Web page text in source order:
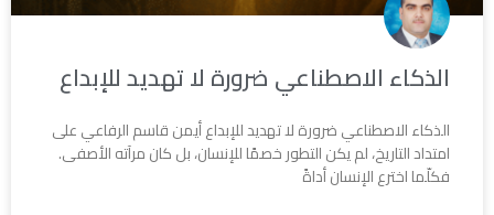
الذكاء الاصطناعي ضرورة لا تهديد للإبداع
الذكاء الاصطناعي ضرورة لا تهديد للإبداع أيمن قاسم الرفاعي على
امتداد التاريخ، لم يكن التطور خصمًا للإنسان، بل كان مرآته الأصفى.
فكلّما اخترع الإنسان أداةً